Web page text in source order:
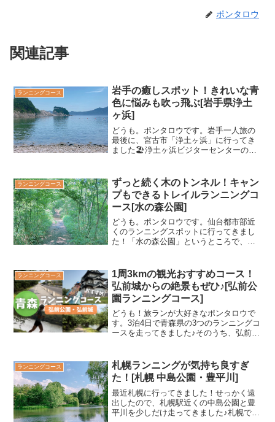
ポンタロウ
関連記事
ランニングコース
岩手の癒しスポット！きれいな青
色に悩みも吹っ飛ぶ[岩手県浄土
ヶ浜]
どうも。ポンタロウです。岩手一人旅の
最後に、宮古市「浄土ヶ浜」に行ってき
ました🏖浄土ヶ浜ビジターセンターの駐
ングコースというより、ゆっくり散策で
きるコースで眺めが最高...
ランニングコース
ずっと続く木のトンネル！キャン
プもできるトレイルランニングコ
ース[水の森公園]
どうも。ポンタロウです。仙台都市部近
くのランニングスポットに行ってきまし
た！「水の森公園」というところで、キ
ます！仙台駅から車で約30分まるで木の
トンネルトレランには最...
ランニングコース
1周3kmの観光おすすめコース！
弘前城からの絶景もぜひ♪[弘前公
園ランニングコース]
どうも！旅ランが大好きなポンタロウで
す。3泊4日で青森県の3つのランニングコ
ースを走ってきました♪そのうち、弘前は
す。このページでは、弘前公園の周りを
ぐるっと走れるおすす...
ランニングコース
札幌ランニングが気持ち良すぎ
た！[札幌 中島公園・豊平川]
最近札幌に行ってきました！せっかく遠
出したので、札幌駅近くの中島公園と豊
平川を少しだけ走ってきました♪札幌でサ